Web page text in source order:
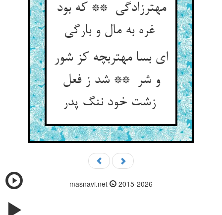
مهترزادگی ** که بود
غره به مال و بارگی
ای بسا مهتربچه کز شور
و شر ** شد ز فعل
masnavi.net 2015-2026